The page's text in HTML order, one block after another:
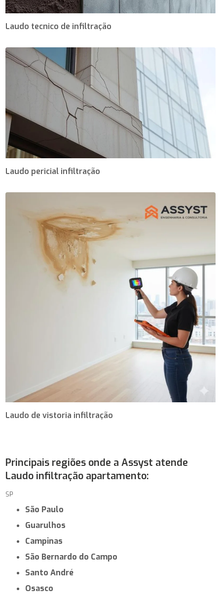
Laudo tecnico de infiltração
Laudo pericial infiltração
Laudo de vistoria infiltração
Principais regiões onde a Assyst atende
Laudo infiltração apartamento:
SP
São Paulo
Guarulhos
Campinas
São Bernardo do Campo
Santo André
Osasco